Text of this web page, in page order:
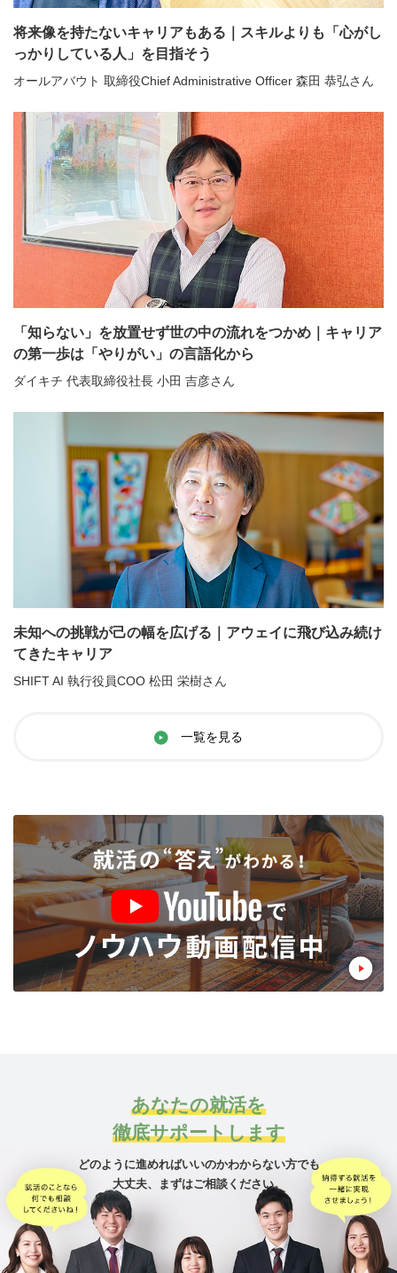
将来像を持たないキャリアもある｜スキルよりも「心がし
っかりしている人」を目指そう
オールアバウト 取締役Chief Administrative Officer 森田 恭弘さん
「知らない」を放置せず世の中の流れをつかめ｜キャリア
の第一歩は「やりがい」の言語化から
ダイキチ 代表取締役社長 小田 吉彦さん
未知への挑戦が己の幅を広げる｜アウェイに飛び込み続け
てきたキャリア
SHIFT AI 執行役員COO 松田 栄樹さん
一覧を見る
あなたの就活を
徹底サポートします
どのように進めればいいのかわからない方でも
大丈夫、
まずはご相談ください。